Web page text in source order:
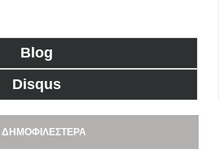
Blog
Disqus
ΔΗΜΟΦΙΛΈΣΤΕΡΑ